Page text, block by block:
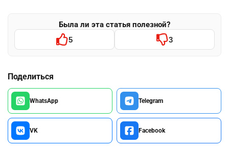
Была ли эта статья полезной?
5 3
Поделиться
WhatsApp Telegram
VK Facebook